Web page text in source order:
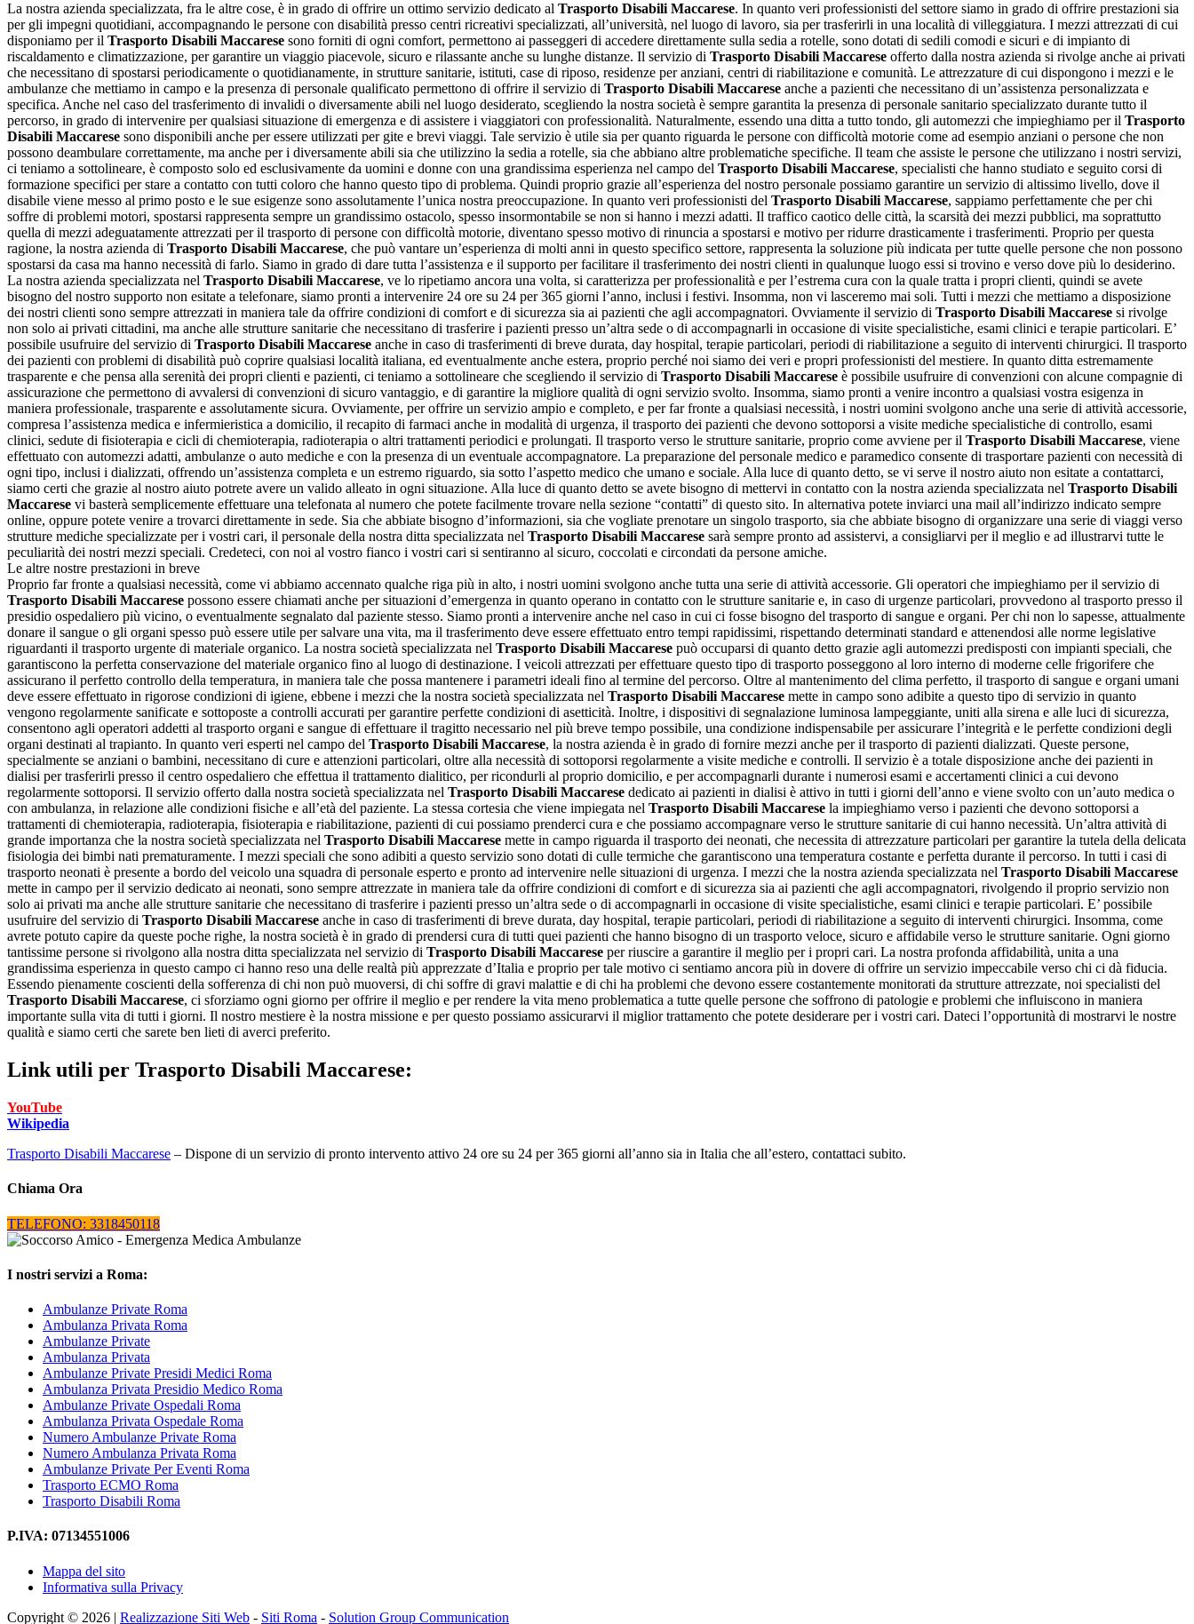
La nostra azienda specializzata, fra le altre cose, è in grado di offrire un ottimo servizio dedicato al Trasporto Disabili Maccarese. In quanto veri professionisti del settore siamo in grado di offrire prestazioni sia
per gli impegni quotidiani, accompagnando le persone con disabilità presso centri ricreativi specializzati, all’università, nel luogo di lavoro, sia per trasferirli in una località di villeggiatura. I mezzi attrezzati di cui
disponiamo per il Trasporto Disabili Maccarese sono forniti di ogni comfort, permettono ai passeggeri di accedere direttamente sulla sedia a rotelle, sono dotati di sedili comodi e sicuri e di impianto di
riscaldamento e climatizzazione, per garantire un viaggio piacevole, sicuro e rilassante anche su lunghe distanze. Il servizio di Trasporto Disabili Maccarese offerto dalla nostra azienda si rivolge anche ai privati
che necessitano di spostarsi periodicamente o quotidianamente, in strutture sanitarie, istituti, case di riposo, residenze per anziani, centri di riabilitazione e comunità. Le attrezzature di cui dispongono i mezzi e le
ambulanze che mettiamo in campo e la presenza di personale qualificato permettono di offrire il servizio di Trasporto Disabili Maccarese anche a pazienti che necessitano di un’assistenza personalizzata e
specifica. Anche nel caso del trasferimento di invalidi o diversamente abili nel luogo desiderato, scegliendo la nostra società è sempre garantita la presenza di personale sanitario specializzato durante tutto il
percorso, in grado di intervenire per qualsiasi situazione di emergenza e di assistere i viaggiatori con professionalità. Naturalmente, essendo una ditta a tutto tondo, gli automezzi che impieghiamo per il Trasporto
Disabili Maccarese sono disponibili anche per essere utilizzati per gite e brevi viaggi. Tale servizio è utile sia per quanto riguarda le persone con difficoltà motorie come ad esempio anziani o persone che non
possono deambulare correttamente, ma anche per i diversamente abili sia che utilizzino la sedia a rotelle, sia che abbiano altre problematiche specifiche. Il team che assiste le persone che utilizzano i nostri servizi,
ci teniamo a sottolineare, è composto solo ed esclusivamente da uomini e donne con una grandissima esperienza nel campo del Trasporto Disabili Maccarese, specialisti che hanno studiato e seguito corsi di
formazione specifici per stare a contatto con tutti coloro che hanno questo tipo di problema. Quindi proprio grazie all’esperienza del nostro personale possiamo garantire un servizio di altissimo livello, dove il
disabile viene messo al primo posto e le sue esigenze sono assolutamente l’unica nostra preoccupazione. In quanto veri professionisti del Trasporto Disabili Maccarese, sappiamo perfettamente che per chi
soffre di problemi motori, spostarsi rappresenta sempre un grandissimo ostacolo, spesso insormontabile se non si hanno i mezzi adatti. Il traffico caotico delle città, la scarsità dei mezzi pubblici, ma soprattutto
quella di mezzi adeguatamente attrezzati per il trasporto di persone con difficoltà motorie, diventano spesso motivo di rinuncia a spostarsi e motivo per ridurre drasticamente i trasferimenti. Proprio per questa
ragione, la nostra azienda di Trasporto Disabili Maccarese, che può vantare un’esperienza di molti anni in questo specifico settore, rappresenta la soluzione più indicata per tutte quelle persone che non possono
spostarsi da casa ma hanno necessità di farlo. Siamo in grado di dare tutta l’assistenza e il supporto per facilitare il trasferimento dei nostri clienti in qualunque luogo essi si trovino e verso dove più lo desiderino.
La nostra azienda specializzata nel Trasporto Disabili Maccarese, ve lo ripetiamo ancora una volta, si caratterizza per professionalità e per l’estrema cura con la quale tratta i propri clienti, quindi se avete
bisogno del nostro supporto non esitate a telefonare, siamo pronti a intervenire 24 ore su 24 per 365 giorni l’anno, inclusi i festivi. Insomma, non vi lasceremo mai soli. Tutti i mezzi che mettiamo a disposizione
dei nostri clienti sono sempre attrezzati in maniera tale da offrire condizioni di comfort e di sicurezza sia ai pazienti che agli accompagnatori. Ovviamente il servizio di Trasporto Disabili Maccarese si rivolge
non solo ai privati cittadini, ma anche alle strutture sanitarie che necessitano di trasferire i pazienti presso un’altra sede o di accompagnarli in occasione di visite specialistiche, esami clinici e terapie particolari. E’
possibile usufruire del servizio di Trasporto Disabili Maccarese anche in caso di trasferimenti di breve durata, day hospital, terapie particolari, periodi di riabilitazione a seguito di interventi chirurgici. Il trasporto
dei pazienti con problemi di disabilità può coprire qualsiasi località italiana, ed eventualmente anche estera, proprio perché noi siamo dei veri e propri professionisti del mestiere. In quanto ditta estremamente
trasparente e che pensa alla serenità dei propri clienti e pazienti, ci teniamo a sottolineare che scegliendo il servizio di Trasporto Disabili Maccarese è possibile usufruire di convenzioni con alcune compagnie di
assicurazione che permettono di avvalersi di convenzioni di sicuro vantaggio, e di garantire la migliore qualità di ogni servizio svolto. Insomma, siamo pronti a venire incontro a qualsiasi vostra esigenza in
maniera professionale, trasparente e assolutamente sicura. Ovviamente, per offrire un servizio ampio e completo, e per far fronte a qualsiasi necessità, i nostri uomini svolgono anche una serie di attività accessorie,
compresa l’assistenza medica e infermieristica a domicilio, il recapito di farmaci anche in modalità di urgenza, il trasporto dei pazienti che devono sottoporsi a visite mediche specialistiche di controllo, esami
clinici, sedute di fisioterapia e cicli di chemioterapia, radioterapia o altri trattamenti periodici e prolungati. Il trasporto verso le strutture sanitarie, proprio come avviene per il Trasporto Disabili Maccarese, viene
effettuato con automezzi adatti, ambulanze o auto mediche e con la presenza di un eventuale accompagnatore. La preparazione del personale medico e paramedico consente di trasportare pazienti con necessità di
ogni tipo, inclusi i dializzati, offrendo un’assistenza completa e un estremo riguardo, sia sotto l’aspetto medico che umano e sociale. Alla luce di quanto detto, se vi serve il nostro aiuto non esitate a contattarci,
siamo certi che grazie al nostro aiuto potrete avere un valido alleato in ogni situazione. Alla luce di quanto detto se avete bisogno di mettervi in contatto con la nostra azienda specializzata nel Trasporto Disabili
Maccarese vi basterà semplicemente effettuare una telefonata al numero che potete facilmente trovare nella sezione “contatti” di questo sito. In alternativa potete inviarci una mail all’indirizzo indicato sempre
online, oppure potete venire a trovarci direttamente in sede. Sia che abbiate bisogno d’informazioni, sia che vogliate prenotare un singolo trasporto, sia che abbiate bisogno di organizzare una serie di viaggi verso
strutture mediche specializzate per i vostri cari, il personale della nostra ditta specializzata nel Trasporto Disabili Maccarese sarà sempre pronto ad assistervi, a consigliarvi per il meglio e ad illustrarvi tutte le
peculiarità dei nostri mezzi speciali. Credeteci, con noi al vostro fianco i vostri cari si sentiranno al sicuro, coccolati e circondati da persone amiche.
Le altre nostre prestazioni in breve
Proprio far fronte a qualsiasi necessità, come vi abbiamo accennato qualche riga più in alto, i nostri uomini svolgono anche tutta una serie di attività accessorie. Gli operatori che impieghiamo per il servizio di
Trasporto Disabili Maccarese possono essere chiamati anche per situazioni d’emergenza in quanto operano in contatto con le strutture sanitarie e, in caso di urgenze particolari, provvedono al trasporto presso il
presidio ospedaliero più vicino, o eventualmente segnalato dal paziente stesso. Siamo pronti a intervenire anche nel caso in cui ci fosse bisogno del trasporto di sangue e organi. Per chi non lo sapesse, attualmente
donare il sangue o gli organi spesso può essere utile per salvare una vita, ma il trasferimento deve essere effettuato entro tempi rapidissimi, rispettando determinati standard e attenendosi alle norme legislative
riguardanti il trasporto urgente di materiale organico. La nostra società specializzata nel Trasporto Disabili Maccarese può occuparsi di quanto detto grazie agli automezzi predisposti con impianti speciali, che
garantiscono la perfetta conservazione del materiale organico fino al luogo di destinazione. I veicoli attrezzati per effettuare questo tipo di trasporto posseggono al loro interno di moderne celle frigorifere che
assicurano il perfetto controllo della temperatura, in maniera tale che possa mantenere i parametri ideali fino al termine del percorso. Oltre al mantenimento del clima perfetto, il trasporto di sangue e organi umani
deve essere effettuato in rigorose condizioni di igiene, ebbene i mezzi che la nostra società specializzata nel Trasporto Disabili Maccarese mette in campo sono adibite a questo tipo di servizio in quanto
vengono regolarmente sanificate e sottoposte a controlli accurati per garantire perfette condizioni di asetticità. Inoltre, i dispositivi di segnalazione luminosa lampeggiante, uniti alla sirena e alle luci di sicurezza,
consentono agli operatori addetti al trasporto organi e sangue di effettuare il tragitto necessario nel più breve tempo possibile, una condizione indispensabile per assicurare l’integrità e le perfette condizioni degli
organi destinati al trapianto. In quanto veri esperti nel campo del Trasporto Disabili Maccarese, la nostra azienda è in grado di fornire mezzi anche per il trasporto di pazienti dializzati. Queste persone,
specialmente se anziani o bambini, necessitano di cure e attenzioni particolari, oltre alla necessità di sottoporsi regolarmente a visite mediche e controlli. Il servizio è a totale disposizione anche dei pazienti in
dialisi per trasferirli presso il centro ospedaliero che effettua il trattamento dialitico, per ricondurli al proprio domicilio, e per accompagnarli durante i numerosi esami e accertamenti clinici a cui devono
regolarmente sottoporsi. Il servizio offerto dalla nostra società specializzata nel Trasporto Disabili Maccarese dedicato ai pazienti in dialisi è attivo in tutti i giorni dell’anno e viene svolto con un’auto medica o
con ambulanza, in relazione alle condizioni fisiche e all’età del paziente. La stessa cortesia che viene impiegata nel Trasporto Disabili Maccarese la impieghiamo verso i pazienti che devono sottoporsi a
trattamenti di chemioterapia, radioterapia, fisioterapia e riabilitazione, pazienti di cui possiamo prenderci cura e che possiamo accompagnare verso le strutture sanitarie di cui hanno necessità. Un’altra attività di
grande importanza che la nostra società specializzata nel Trasporto Disabili Maccarese mette in campo riguarda il trasporto dei neonati, che necessita di attrezzature particolari per garantire la tutela della delicata
fisiologia dei bimbi nati prematuramente. I mezzi speciali che sono adibiti a questo servizio sono dotati di culle termiche che garantiscono una temperatura costante e perfetta durante il percorso. In tutti i casi di
trasporto neonati è presente a bordo del veicolo una squadra di personale esperto e pronto ad intervenire nelle situazioni di urgenza. I mezzi che la nostra azienda specializzata nel Trasporto Disabili Maccarese
mette in campo per il servizio dedicato ai neonati, sono sempre attrezzate in maniera tale da offrire condizioni di comfort e di sicurezza sia ai pazienti che agli accompagnatori, rivolgendo il proprio servizio non
solo ai privati ma anche alle strutture sanitarie che necessitano di trasferire i pazienti presso un’altra sede o di accompagnarli in occasione di visite specialistiche, esami clinici e terapie particolari. E’ possibile
usufruire del servizio di Trasporto Disabili Maccarese anche in caso di trasferimenti di breve durata, day hospital, terapie particolari, periodi di riabilitazione a seguito di interventi chirurgici. Insomma, come
avrete potuto capire da queste poche righe, la nostra società è in grado di prendersi cura di tutti quei pazienti che hanno bisogno di un trasporto veloce, sicuro e affidabile verso le strutture sanitarie. Ogni giorno
tantissime persone si rivolgono alla nostra ditta specializzata nel servizio di Trasporto Disabili Maccarese per riuscire a garantire il meglio per i propri cari. La nostra profonda affidabilità, unita a una
grandissima esperienza in questo campo ci hanno reso una delle realtà più apprezzate d’Italia e proprio per tale motivo ci sentiamo ancora più in dovere di offrire un servizio impeccabile verso chi ci dà fiducia.
Essendo pienamente coscienti della sofferenza di chi non può muoversi, di chi soffre di gravi malattie e di chi ha problemi che devono essere costantemente monitorati da strutture attrezzate, noi specialisti del
Trasporto Disabili Maccarese, ci sforziamo ogni giorno per offrire il meglio e per rendere la vita meno problematica a tutte quelle persone che soffrono di patologie e problemi che influiscono in maniera
importante sulla vita di tutti i giorni. Il nostro mestiere è la nostra missione e per questo possiamo assicurarvi il miglior trattamento che potete desiderare per i vostri cari. Dateci l’opportunità di mostrarvi le nostre
qualità e siamo certi che sarete ben lieti di averci preferito.
Link utili per Trasporto Disabili Maccarese:
YouTube
Wikipedia
Trasporto Disabili Maccarese – Dispone di un servizio di pronto intervento attivo 24 ore su 24 per 365 giorni all’anno sia in Italia che all’estero, contattaci subito.
Chiama Ora
TELEFONO: 3318450118
I nostri servizi a Roma:
Ambulanze Private Roma
Ambulanza Privata Roma
Ambulanze Private
Ambulanza Privata
Ambulanze Private Presidi Medici Roma
Ambulanza Privata Presidio Medico Roma
Ambulanze Private Ospedali Roma
Ambulanza Privata Ospedale Roma
Numero Ambulanze Private Roma
Numero Ambulanza Privata Roma
Ambulanze Private Per Eventi Roma
Trasporto ECMO Roma
Trasporto Disabili Roma
P.IVA: 07134551006
Mappa del sito
Informativa sulla Privacy
Copyright © 2026 | Realizzazione Siti Web - Siti Roma - Solution Group Communication